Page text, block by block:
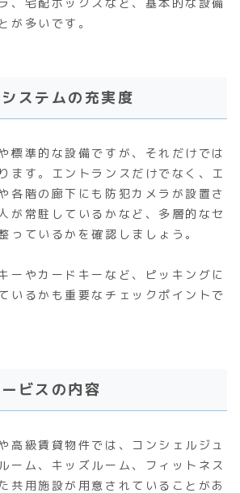
が多いです。
ステムの充実度
標準的な設備ですが、それだけでは
ます。エントランスだけでなく、エ
各階の廊下にも防犯カメラが設置さ
が常駐しているかなど、多層的なセ
っているかを確認しましょう。
ーやカードキーなど、ピッキングに
いるかも重要なチェックポイントで
ビスの内容
高級賃貸物件では、コンシェルジュ
ーム、キッズルーム、フィットネス
共用施設が用意されていることがあ